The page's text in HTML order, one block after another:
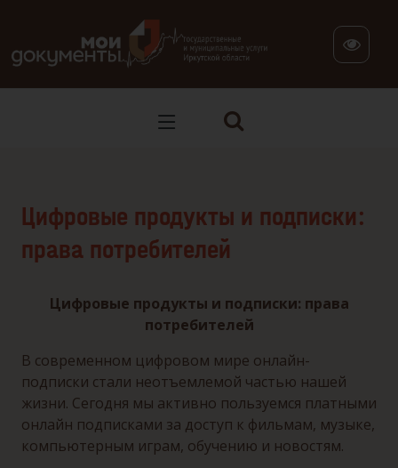
Цифровые продукты и подписки:
права потребителей
Цифровые продукты и подписки: права
потребителей
В современном цифровом мире онлайн-
подписки стали неотъемлемой частью нашей
жизни. Сегодня мы активно пользуемся платными
онлайн подписками за доступ к фильмам, музыке,
компьютерным играм, обучению и новостям.